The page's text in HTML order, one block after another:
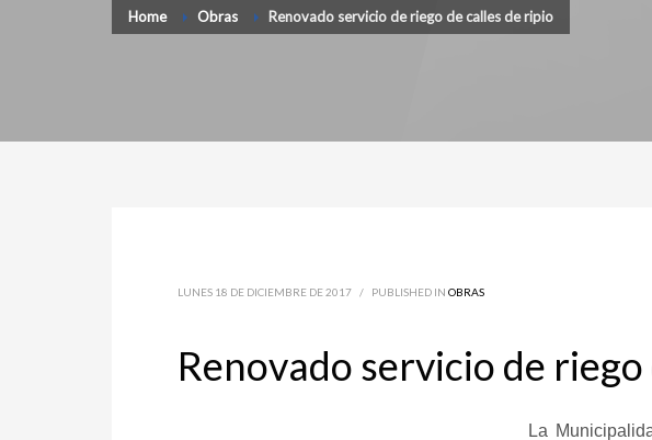
Home Obras Renovado servicio de riego de calles de ripio
LUNES 18 DE DICIEMBRE DE 2017 / PUBLISHED IN OBRAS
Renovado servicio de
La